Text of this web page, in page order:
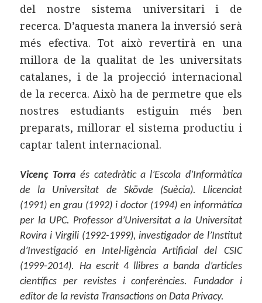
del nostre sistema universitari i de
recerca. D’aquesta manera la inversió serà
més efectiva. Tot això revertirà en una
millora de la qualitat de les universitats
catalanes, i de la projecció internacional
de la recerca. Això ha de permetre que els
nostres estudiants estiguin més ben
preparats, millorar el sistema productiu i
captar talent internacional.
Vicenç Torraés catedràtic a l’Escola d’Informàtica
de la Universitat de Skövde (Suècia). Llicenciat
(1991) en grau (1992) i doctor (1994) en informàtica
per la UPC. Professor d’Universitat a la Universitat
Rovira i Virgili (1992-1999), investigador de l’Institut
d’Investigació en Intel·ligència Artificial del CSIC
(1999-2014). Ha escrit 4 llibres a banda d’articles
científics per revistes i conferències. Fundador i
editor de la revista Transactions on Data Privacy.